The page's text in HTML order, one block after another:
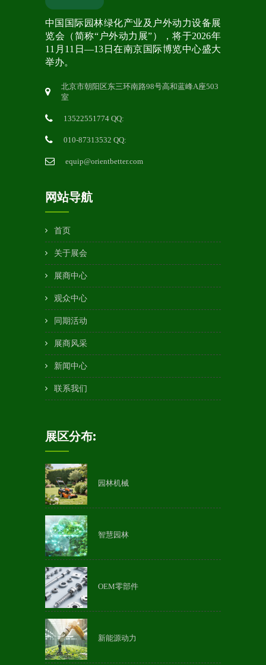
中国国际园林绿化产业及户外动力设备展
览会（简称“户外动力展”），将于2026年
11月11日—13日在南京国际博览中心盛大
举办。
北京市朝阳区东三环南路98号高和蓝峰A座503
室
13522551774 QQ:
010-87313532 QQ:
equip@orientbetter.com
网站导航
首页
关于展会
展商中心
观众中心
同期活动
展商风采
新闻中心
联系我们
展区分布:
园林机械
智慧园林
OEM零部件
新能源动力